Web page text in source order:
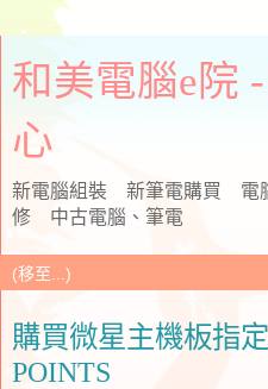
和美電腦e院
心
新電腦組裝 新筆電購買
修 中古電腦、筆電
購買微星主機板指
POINTS